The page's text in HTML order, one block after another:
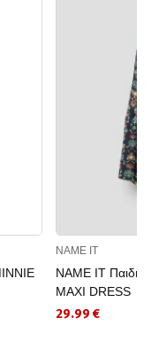
NAME IT
NAME IT
MAXI DRESS
29.99 €